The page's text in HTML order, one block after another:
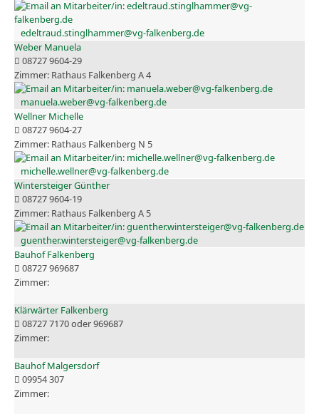
edeltraud.stinglhammer@vg-falkenberg.de
Weber Manuela
08727 9604-29
Rathaus Falkenberg A 4
manuela.weber@vg-falkenberg.de
Wellner Michelle
08727 9604-27
Rathaus Falkenberg N 5
michelle.wellner@vg-falkenberg.de
Wintersteiger Günther
08727 9604-19
Rathaus Falkenberg A 5
guenther.wintersteiger@vg-falkenberg.de
Bauhof Falkenberg
08727 969687
Klärwärter Falkenberg
08727 7170 oder 969687
Bauhof Malgersdorf
09954 307